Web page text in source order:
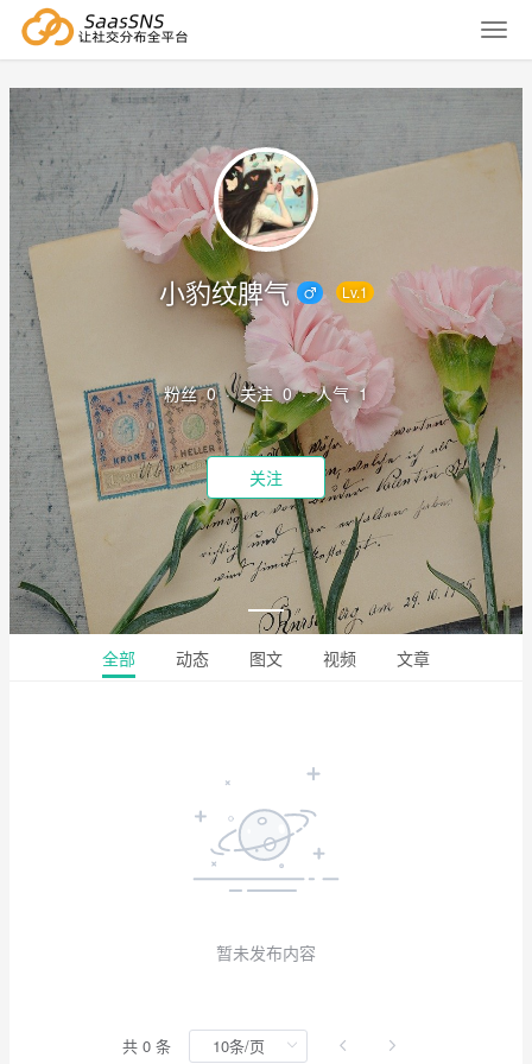
小豹纹脾气 Lv.1
粉丝0· 关注 0 · 人气 1
全部 动态 图文 视频 文章
暂未发布内容
共 0 条